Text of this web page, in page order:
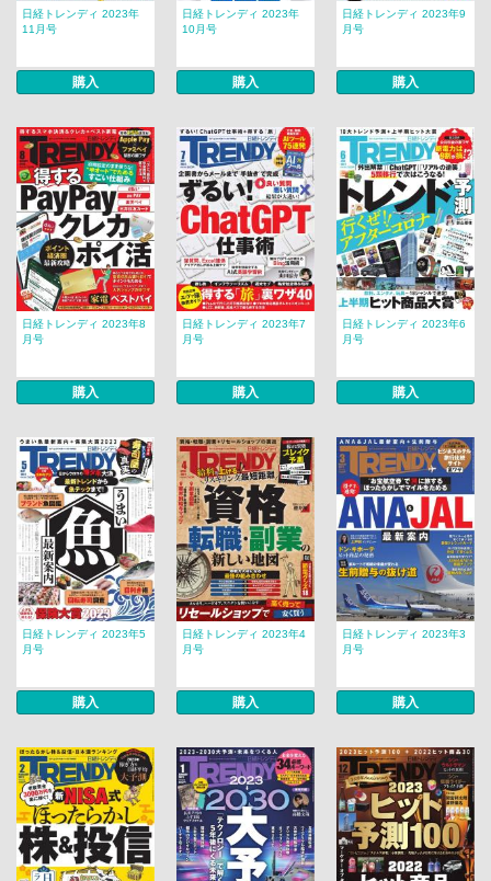
日経トレンディ 2023年
11月号
購入
日経トレンディ 2023年
10月号
購入
日経トレンディ 2023年9
月号
購入
日経トレンディ 2023年8
月号
購入
日経トレンディ 2023年7
月号
購入
日経トレンディ 2023年6
月号
購入
日経トレンディ 2023年5
月号
購入
日経トレンディ 2023年4
月号
購入
日経トレンディ 2023年3
月号
購入